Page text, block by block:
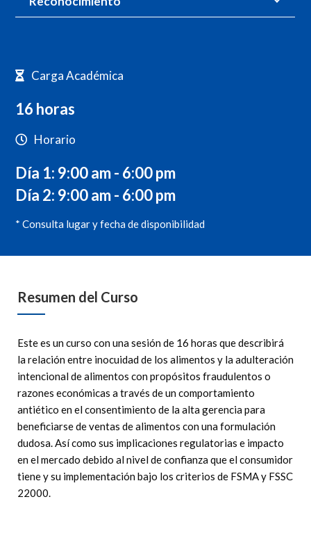
Carga Académica
16 horas
Horario
Día 1: 9:00 am - 6:00 pm
Día 2: 9:00 am - 6:00 pm
* Consulta lugar y fecha de disponibilidad
Resumen del Curso
Este es un curso con una sesión de 16 horas que describirá
la relación entre inocuidad de los alimentos y la adulteración
intencional de alimentos con propósitos fraudulentos o
razones económicas a través de un comportamiento
antiético en el consentimiento de la alta gerencia para
beneficiarse de ventas de alimentos con una formulación
dudosa. Así como sus implicaciones regulatorias e impacto
en el mercado debido al nivel de confianza que el consumidor
tiene y su implementación bajo los criterios de FSMA y FSSC
22000.